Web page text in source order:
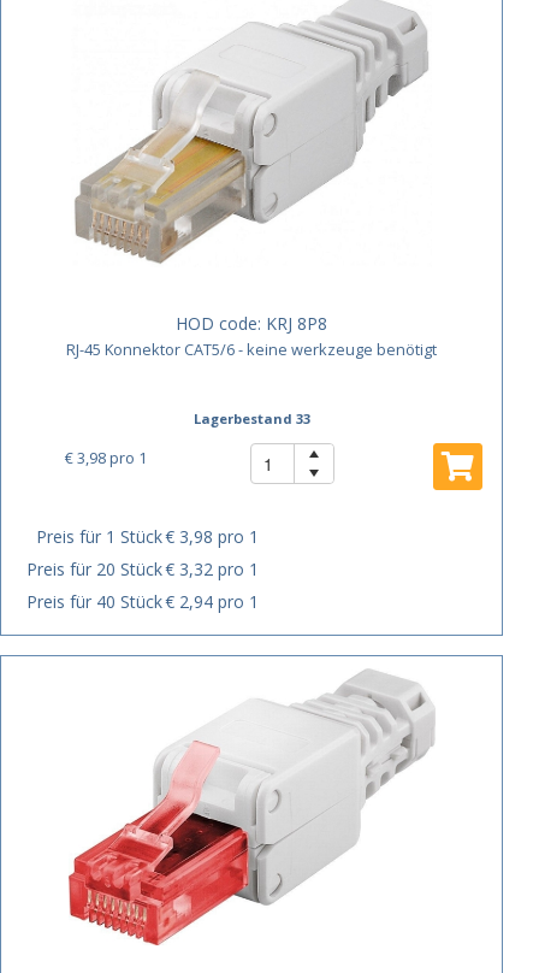
HOD code: KRJ 8P8
RJ-45 Konnektor CAT5/6 - keine werkzeuge benötigt
Lagerbestand 33
€ 3,98pro 1
Preis für 1 Stück€ 3,98 pro 1
Preis für 20 Stück€ 3,32 pro 1
Preis für 40 Stück€ 2,94 pro 1